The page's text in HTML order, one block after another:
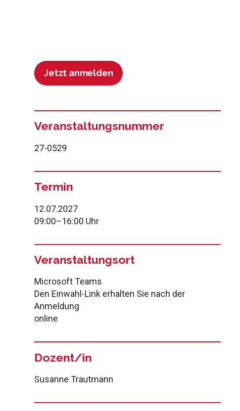
Jetzt anmelden
Veranstaltungsnummer
27-0529
Termin
12.07.2027
09:00–16:00 Uhr
Veranstaltungsort
Microsoft Teams
Den Einwahl-Link erhalten Sie nach der
Anmeldung
online
Dozent/in
Susanne Trautmann